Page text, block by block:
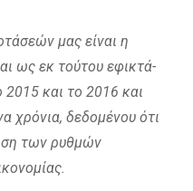
μας είναι η
ως εκ τούτου εφικτά-
και το 2016 και
χρόνια, δεδομένου ότι
των ρυθμών